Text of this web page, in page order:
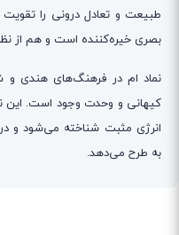
طبیعت و تعادل درونی را
بصری خیره‌کننده است و هم از
نماد ام در فرهنگ‌های هندی و
کیهانی و وحدت وجود است. این
انرژی مثبت شناخته می‌شود و
به طرح می‌دهد.